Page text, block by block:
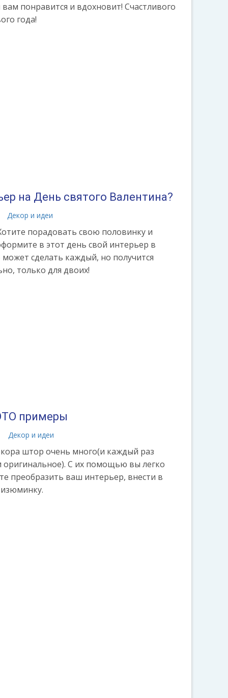
понравится и вдохновит! Счастливого
года!
на День святого Валентина?
Декор и идеи
порадовать свою половинку и
в этот день свой интерьер в
сделать каждый, но получится
только для двоих!
примеры
Декор и идеи
штор очень много(и каждый раз
оригинальное). С их помощью вы легко
преобразить ваш интерьер, внести в